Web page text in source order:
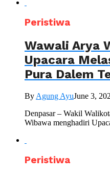
Peristiwa
Wawali Arya
Upacara
Pura Dalem
By Agung AyuJune 3,
Denpasar – Wakil
Wibawa menghadiri
Peristiwa